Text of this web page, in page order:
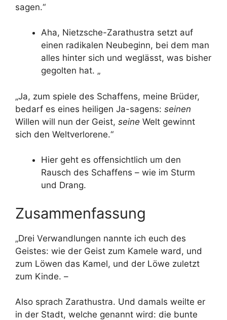
sagen.“
Aha, Nietzsche-Zarathustra setzt auf
einen radikalen Neubeginn, bei dem man
alles hinter sich und weglässt, was bisher
gegolten hat. „
„Ja, zum spiele des Schaffens, meine Brüder,
bedarf es eines heiligen Ja-sagens: seinen
Willen will nun der Geist, seine Welt gewinnt
sich den Weltverlorene.“
Hier geht es offensichtlich um den
Rausch des Schaffens – wie im Sturm
und Drang.
Zusammenfassung
„Drei Verwandlungen nannte ich euch des
Geistes: wie der Geist zum Kamele ward, und
zum Löwen das Kamel, und der Löwe zuletzt
zum Kinde. –
Also sprach Zarathustra. Und damals weilte er
in der Stadt, welche genannt wird: die bunte